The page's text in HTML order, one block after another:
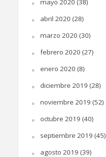
mayo 2020 (38)
abril 2020 (28)
marzo 2020 (30)
febrero 2020 (27)
enero 2020 (8)
diciembre 2019 (28)
noviembre 2019 (52)
octubre 2019 (40)
septiembre 2019 (45)
agosto 2019 (39)